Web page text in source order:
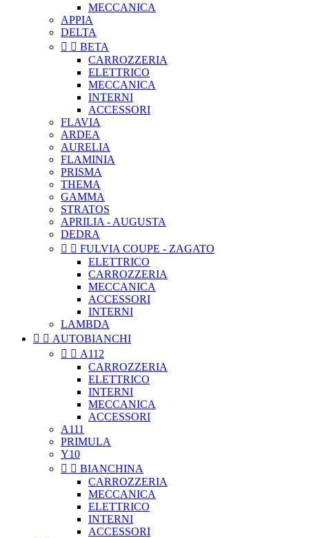
MECCANICA
APPIA
DELTA
  BETA
CARROZZERIA
ELETTRICO
MECCANICA
INTERNI
ACCESSORI
FLAVIA
ARDEA
AURELIA
FLAMINIA
PRISMA
THEMA
GAMMA
STRATOS
APRILIA - AUGUSTA
DEDRA
  FULVIA COUPE - ZAGATO
ELETTRICO
CARROZZERIA
MECCANICA
ACCESSORI
INTERNI
LAMBDA
  AUTOBIANCHI
  A112
CARROZZERIA
ELETTRICO
INTERNI
MECCANICA
ACCESSORI
A111
PRIMULA
Y10
  BIANCHINA
CARROZZERIA
MECCANICA
ELETTRICO
INTERNI
ACCESSORI